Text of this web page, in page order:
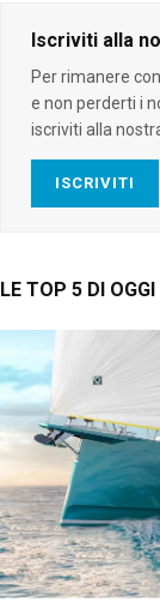
Iscriviti alla
Per rimanere
e non perderti i
iscriviti alla
ISCRIVITI
LE TOP 5 DI